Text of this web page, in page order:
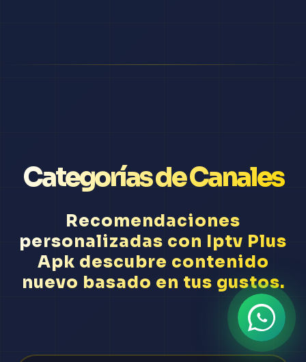
Categorías de Canales
Recomendaciones
personalizadas con Iptv Plus
Apk descubre contenido
nuevo basado en tus gustos.